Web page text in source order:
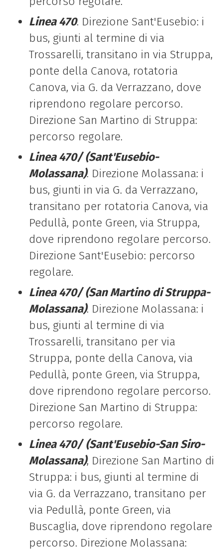
Linea 470. Direzione Sant'Eusebio: i
bus, giunti al termine di via
Trossarelli, transitano in via Struppa,
ponte della Canova, rotatoria
Canova, via G. da Verrazzano, dove
riprendono regolare percorso.
Direzione San Martino di Struppa:
percorso regolare.
Linea 470/ (Sant'Eusebio-
Molassana). Direzione Molassana: i
bus, giunti in via G. da Verrazzano,
transitano per rotatoria Canova, via
Pedullà, ponte Green, via Struppa,
dove riprendono regolare percorso.
Direzione Sant'Eusebio: percorso
regolare.
Linea 470/ (San Martino di Struppa-
Molassana). Direzione Molassana: i
bus, giunti al termine di via
Trossarelli, transitano per via
Struppa, ponte della Canova, via
Pedullà, ponte Green, via Struppa,
dove riprendono regolare percorso.
Direzione San Martino di Struppa:
percorso regolare.
Linea 470/ (Sant'Eusebio-San Siro-
Molassana), Direzione San Martino di
Struppa: i bus, giunti al termine di
via G. da Verrazzano, transitano per
via Pedullà, ponte Green, via
Buscaglia, dove riprendono regolare
percorso. Direzione Molassana: